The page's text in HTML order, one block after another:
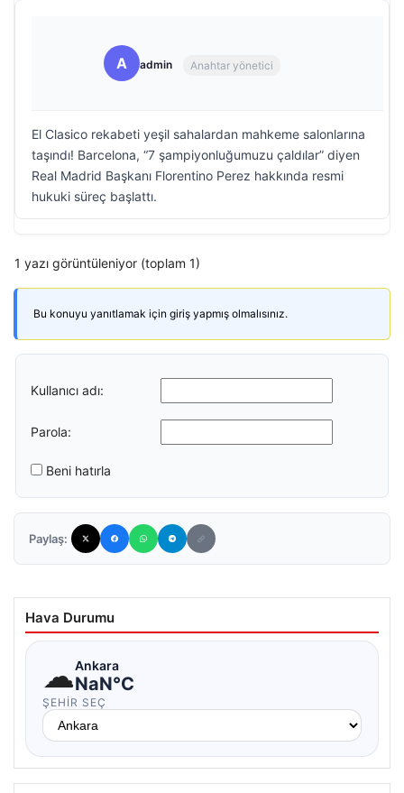
A admin Anahtar yönetici
El Clasico rekabeti yeşil sahalardan mahkeme salonlarına
taşındı! Barcelona, “7 şampiyonluğumuzu çaldılar” diyen
Real Madrid Başkanı Florentino Perez hakkında resmi
hukuki süreç başlattı.
1 yazı görüntüleniyor (toplam 1)
Bu konuyu yanıtlamak için giriş yapmış olmalısınız.
Kullanıcı adı:
Parola:
Beni hatırla
Paylaş:
Hava Durumu
☁Ankara
NaN°C
ŞEHIR SEÇ